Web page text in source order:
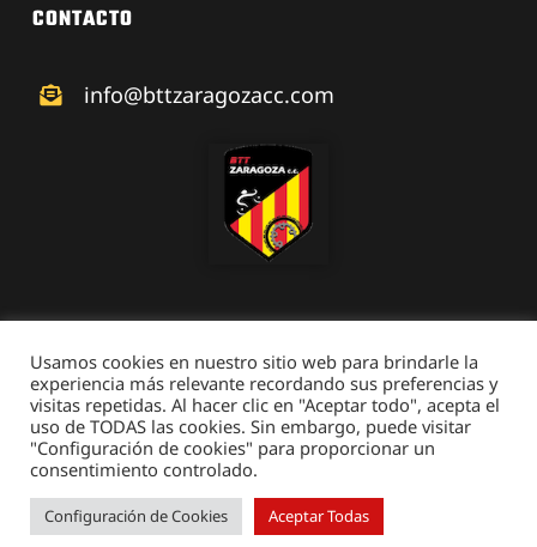
CONTACTO
info@bttzaragozacc.com
© 2026 • BTT Zaragoza • Todos los derechos reservados •
Aviso Legal• Desarrollado porNetymedia
Usamos cookies en nuestro sitio web para brindarle la
experiencia más relevante recordando sus preferencias y
visitas repetidas. Al hacer clic en "Aceptar todo", acepta el
uso de TODAS las cookies. Sin embargo, puede visitar
"Configuración de cookies" para proporcionar un
consentimiento controlado.
Configuración de Cookies Aceptar Todas